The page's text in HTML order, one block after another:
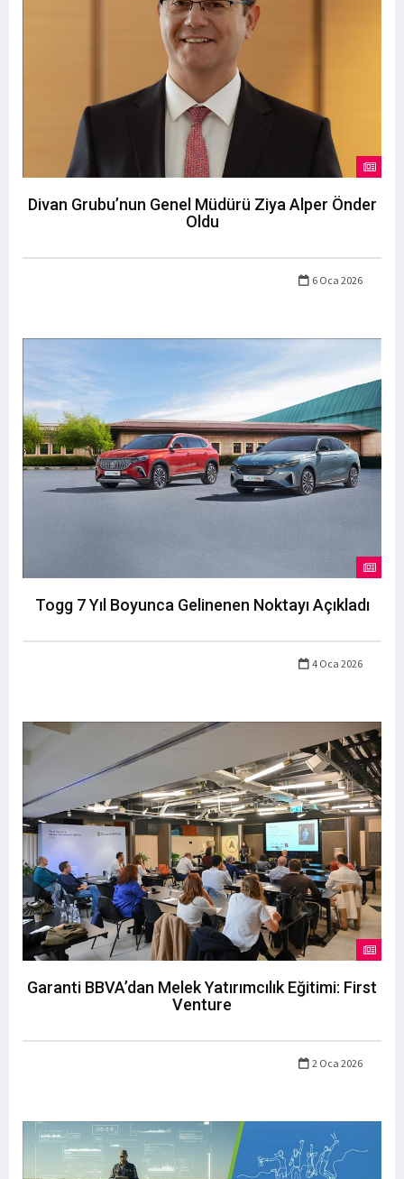
Divan Grubu’nun Genel Müdürü Ziya Alper Önder
Oldu
6 Oca 2026
Togg 7 Yıl Boyunca Gelinenen Noktayı Açıkladı
4 Oca 2026
Garanti BBVA’dan Melek Yatırımcılık Eğitimi: First
Venture
2 Oca 2026